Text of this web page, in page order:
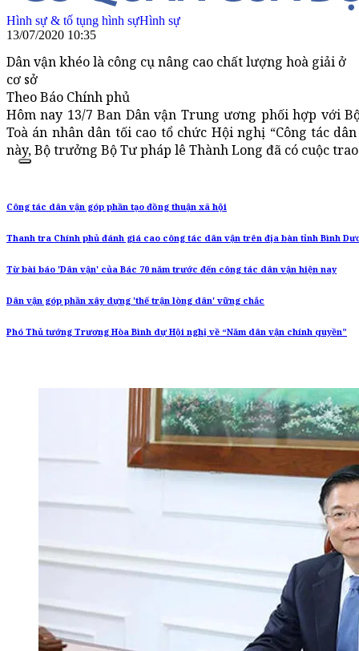
Hình sự & tố tụng hình sựHình sự
13/07/2020 10:35
Dân vận khéo là công cụ nâng cao chất lượng hoà giải ở
cơ sở
Theo Báo Chính phủ
Hôm nay 13/7 Ban Dân vận Trung ương phối hợp với
Toà án nhân dân tối cao tổ chức Hội nghị “Công tác
này, Bộ trưởng Bộ Tư pháp lê Thành Long đã có cuộc
Công tác dân vận góp phần tạo đồng thuận xã hội
Thanh tra Chính phủ đánh giá cao công tác dân vận trên địa bàn tỉnh Bình
Từ bài báo 'Dân vận' của Bác 70 năm trước đến công tác dân vận hiện nay
Dân vận góp phần xây dựng 'thế trận lòng dân' vững chắc
Phó Thủ tướng Trương Hòa Bình dự Hội nghị về “Năm dân vận chính quyền”